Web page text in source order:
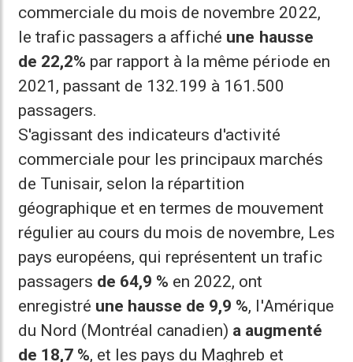
commerciale du mois de novembre 2022,
le trafic passagers a affiché une hausse
de 22,2% par rapport à la même période en
2021, passant de 132.199 à 161.500
passagers.
S'agissant des indicateurs d'activité
commerciale pour les principaux marchés
de Tunisair, selon la répartition
géographique et en termes de mouvement
régulier au cours du mois de novembre, Les
pays européens, qui représentent un trafic
passagers de 64,9 % en 2022, ont
enregistré une hausse de 9,9 %, l'Amérique
du Nord (Montréal canadien) a augmenté
de 18,7 %, et les pays du Maghreb et